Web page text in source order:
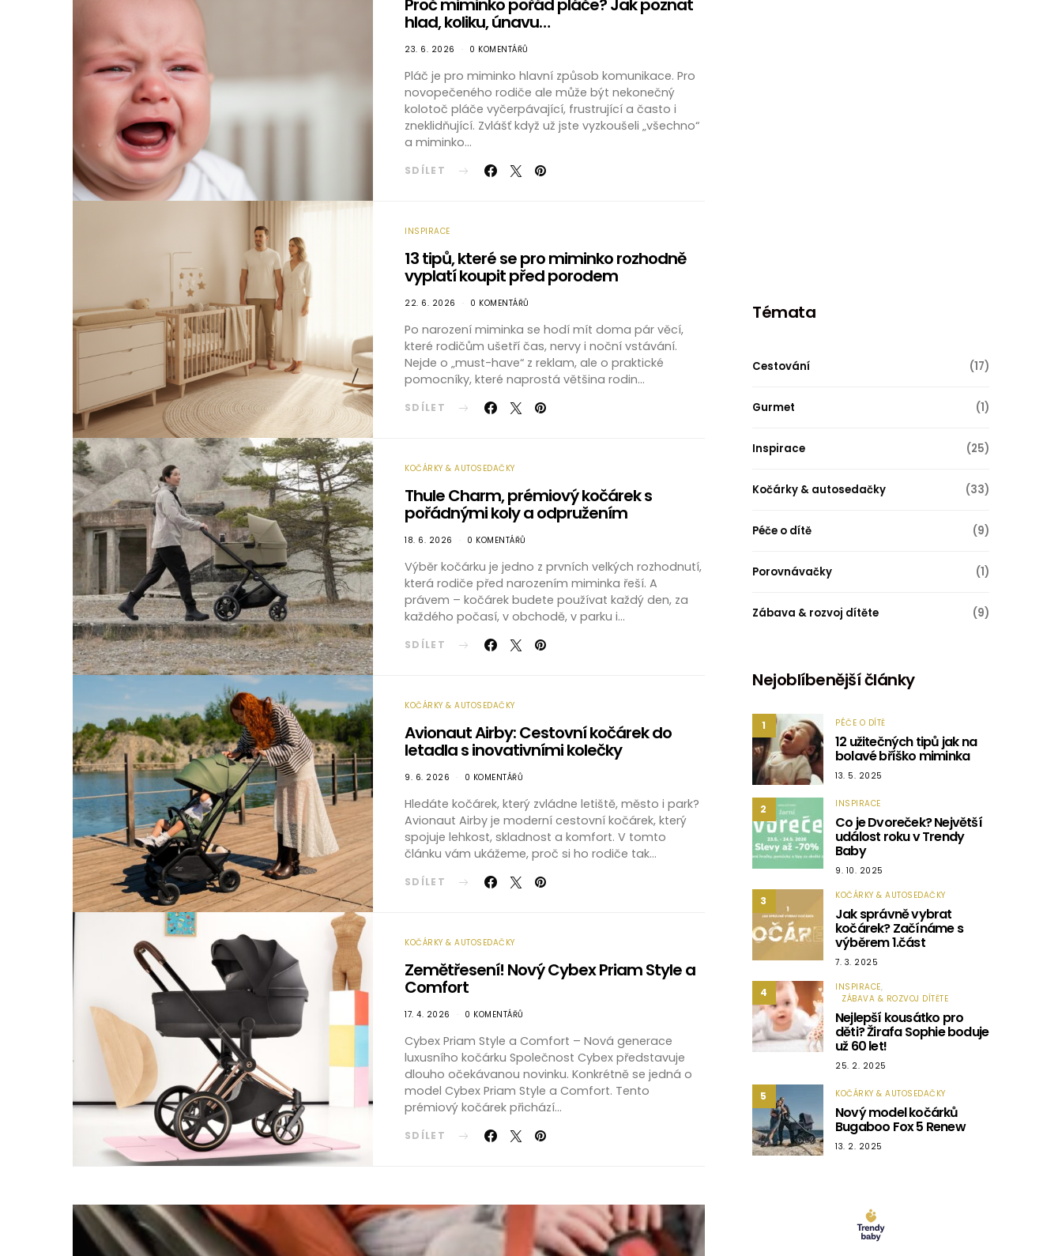
Proč miminko pořád pláče? Jak poznat
hlad, koliku, únavu…
23. 6. 2026 0 KOMENTÁŘŮ
Pláč je pro miminko hlavní způsob komunikace. Pro
novopečeného rodiče ale může být nekonečný
kolotoč pláče vyčerpávající, frustrující a často i
zneklidňující. Zvlášť když už jste vyzkoušeli „všechno“
a miminko…
SDÍLET
INSPIRACE
13 tipů, které se pro miminko rozhodně
vyplatí koupit před porodem
22. 6. 2026 0 KOMENTÁŘŮ
Po narození miminka se hodí mít doma pár věcí,
které rodičům ušetří čas, nervy i noční vstávání.
Nejde o „must-have“ z reklam, ale o praktické
pomocníky, které naprostá většina rodin…
SDÍLET
KOČÁRKY & AUTOSEDAČKY
Thule Charm, prémiový kočárek s
pořádnými koly a odpružením
18. 6. 2026 0 KOMENTÁŘŮ
Výběr kočárku je jedno z prvních velkých rozhodnutí,
která rodiče před narozením miminka řeší. A
právem – kočárek budete používat každý den, za
každého počasí, v obchodě, v parku i…
SDÍLET
KOČÁRKY & AUTOSEDAČKY
Avionaut Airby: Cestovní kočárek do
letadla s inovativními kolečky
9. 6. 2026 0 KOMENTÁŘŮ
Hledáte kočárek, který zvládne letiště, město i park?
Avionaut Airby je moderní cestovní kočárek, který
spojuje lehkost, skladnost a komfort. V tomto
článku vám ukážeme, proč si ho rodiče tak…
SDÍLET
KOČÁRKY & AUTOSEDAČKY
Zemětřesení! Nový Cybex Priam Style a
Comfort
17. 4. 2026 0 KOMENTÁŘŮ
Cybex Priam Style a Comfort – Nová generace
luxusního kočárku Společnost Cybex představuje
dlouho očekávanou novinku. Konkrétně se jedná o
model Cybex Priam Style a Comfort. Tento
prémiový kočárek přichází…
SDÍLET
Témata
Cestování (17)
Gurmet (1)
Inspirace (25)
Kočárky & autosedačky (33)
Péče o dítě (9)
Porovnávačky (1)
Zábava & rozvoj dítěte (9)
Nejoblíbenější články
1 PÉČE O DÍTĚ
12 užitečných tipů jak na
bolavé bříško miminka
13. 5. 2025
2 INSPIRACE
Co je Dvoreček? Největší
událost roku v Trendy
Baby
9. 10. 2025
3 KOČÁRKY & AUTOSEDAČKY
Jak správně vybrat
kočárek? Začínáme s
výběrem 1.část
7. 3. 2025
4
INSPIRACE
ZÁBAVA & ROZVOJ DÍTĚTE
Nejlepší kousátko pro
děti? Žirafa Sophie boduje
už 60 let!
25. 2. 2025
5 KOČÁRKY & AUTOSEDAČKY
Nový model kočárků
Bugaboo Fox 5 Renew
13. 2. 2025